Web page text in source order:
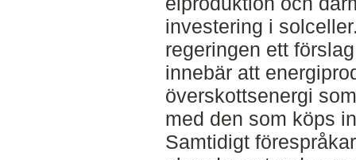
investering i
regeringen ett
innebär att
överskottsenergi
med den som köps
Samtidigt